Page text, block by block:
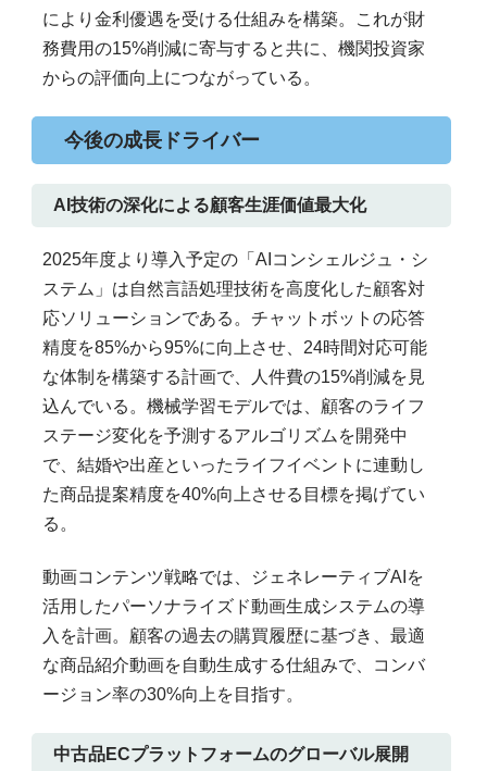
により金利優遇を受ける仕組みを構築。これが財
務費用の15%削減に寄与すると共に、機関投資家
からの評価向上につながっている。
今後の成長ドライバー
AI技術の深化による顧客生涯価値最大化
2025年度より導入予定の「AIコンシェルジュ・シ
ステム」は自然言語処理技術を高度化した顧客対
応ソリューションである。チャットボットの応答
精度を85%から95%に向上させ、24時間対応可能
な体制を構築する計画で、人件費の15%削減を見
込んでいる。機械学習モデルでは、顧客のライフ
ステージ変化を予測するアルゴリズムを開発中
で、結婚や出産といったライフイベントに連動し
た商品提案精度を40%向上させる目標を掲げてい
る。
動画コンテンツ戦略では、ジェネレーティブAIを
活用したパーソナライズド動画生成システムの導
入を計画。顧客の過去の購買履歴に基づき、最適
な商品紹介動画を自動生成する仕組みで、コンバ
ージョン率の30%向上を目指す。
中古品ECプラットフォームのグローバル展開